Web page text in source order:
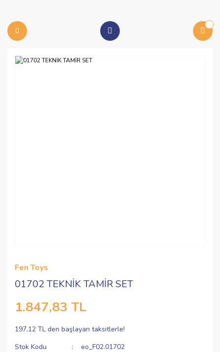
Fen Toys
01702 TEKNİK TAMİR SET
1.847,83 TL
197,12 TL den başlayan taksitlerle!
Stok Kodu
eo_F02.01702